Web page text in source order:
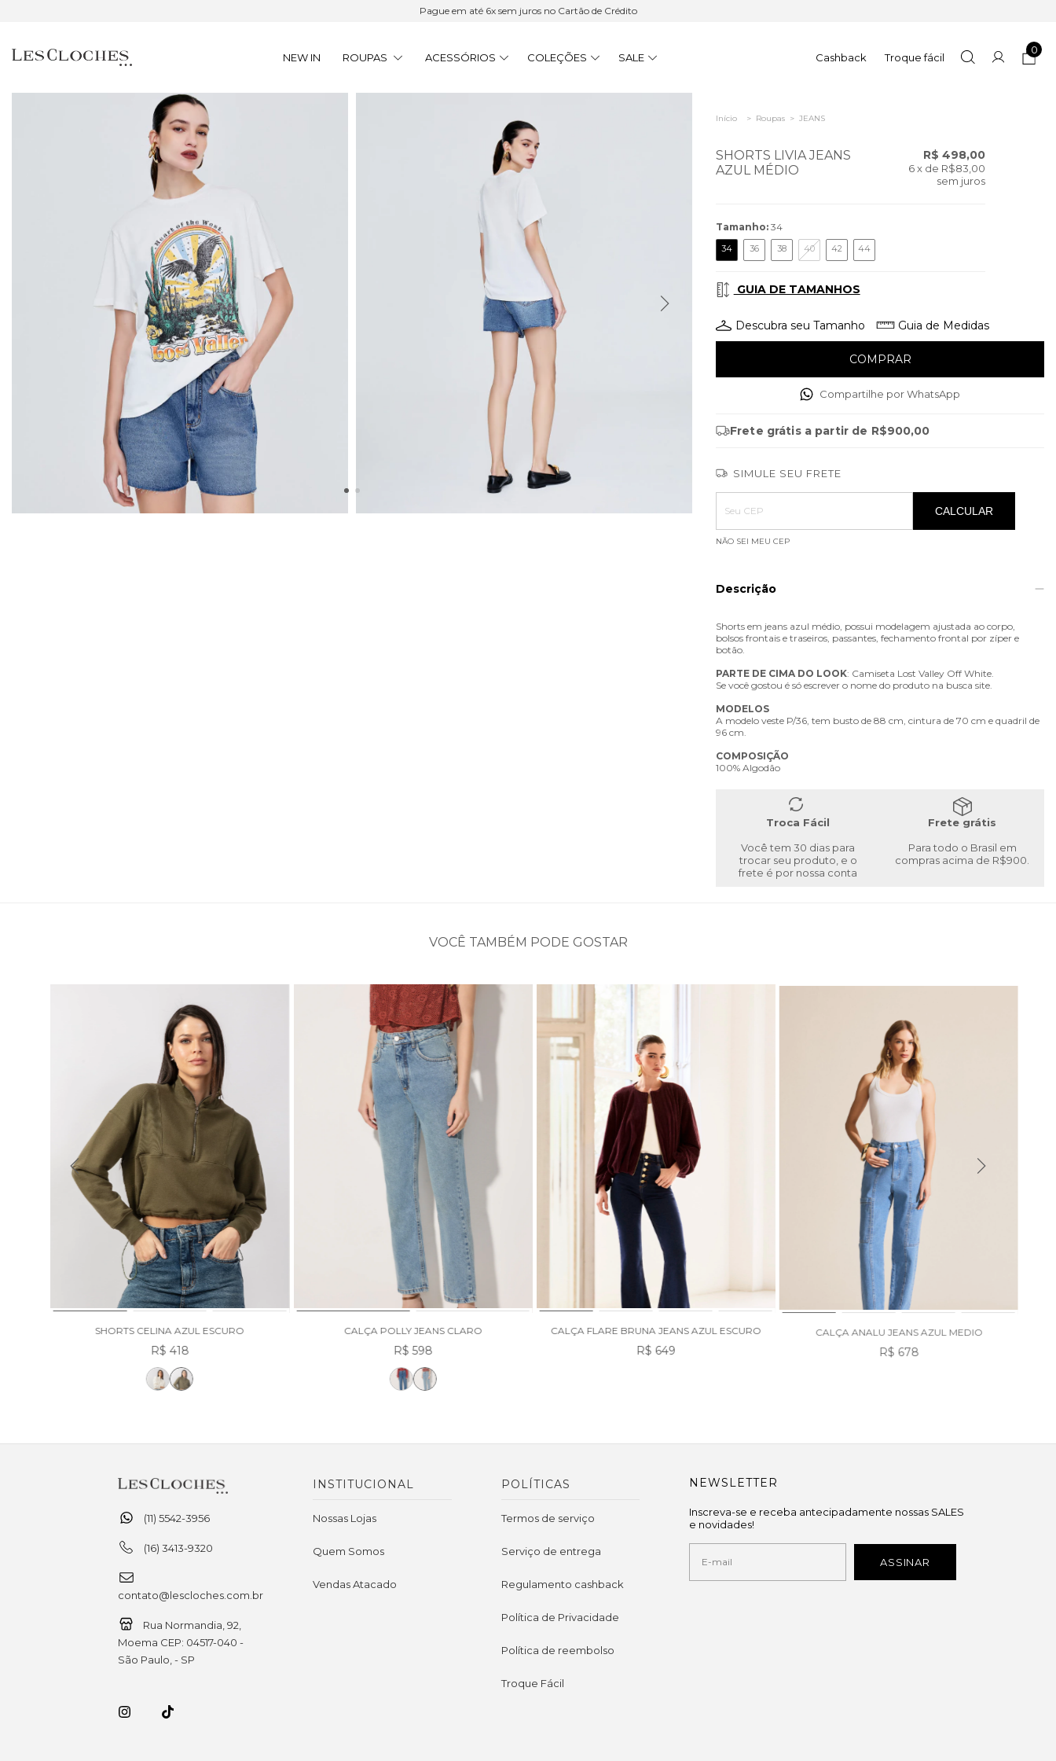
Pague em até 6x sem juros no Cartão de Crédito
NEW IN ROUPAS ACESSÓRIOS COLEÇÕES SALE Cashback Troque fácil
0
Início > Roupas > JEANS
SHORTS LIVIA JEANS
AZUL MÉDIO
R$ 498,00
6 x de R$83,00
sem juros
Tamanho: 34
34 36 38 40 42 44
GUIA DE TAMANHOS
Descubra seu Tamanho Guia de Medidas
Compartilhe por WhatsApp
Frete grátis a partir de R$900,00
SIMULE SEU FRETE
Entregas para o CEP:
ALTERAR CEP
CALCULAR
NÃO SEI MEU CEP
Descrição
Shorts em jeans azul médio, possui modelagem ajustada ao corpo,
bolsos frontais e traseiros, passantes, fechamento frontal por zíper e
botão.
PARTE DE CIMA DO LOOK: Camiseta Lost Valley Off White.
Se você gostou é só escrever o nome do produto na busca site.
MODELOS
A modelo veste P/36, tem busto de 88 cm, cintura de 70 cm e quadril de
96 cm.
COMPOSIÇÃO
100% Algodão
Troca Fácil
Você tem 30 dias para
trocar seu produto, e o
frete é por nossa conta
Frete grátis
Para todo o Brasil em
compras acima de R$900.
VOCÊ TAMBÉM PODE GOSTAR
SHORTS CELINA AZUL ESCURO
R$ 418
CALÇA POLLY JEANS CLARO
R$ 598
CALÇA FLARE BRUNA JEANS AZUL ESCURO
R$ 649
CALÇA ANALU JEANS AZUL MEDIO
R$ 678
(11) 5542-3956
(16) 3413-9320
contato@lescloches.com.br
Rua Normandia, 92,
Moema CEP: 04517-040 -
São Paulo, - SP
INSTITUCIONAL
Nossas Lojas
Quem Somos
Vendas Atacado
POLÍTICAS
Termos de serviço
Serviço de entrega
Regulamento cashback
Política de Privacidade
Política de reembolso
Troque Fácil
NEWSLETTER
Inscreva-se e receba antecipadamente nossas SALES
e novidades!